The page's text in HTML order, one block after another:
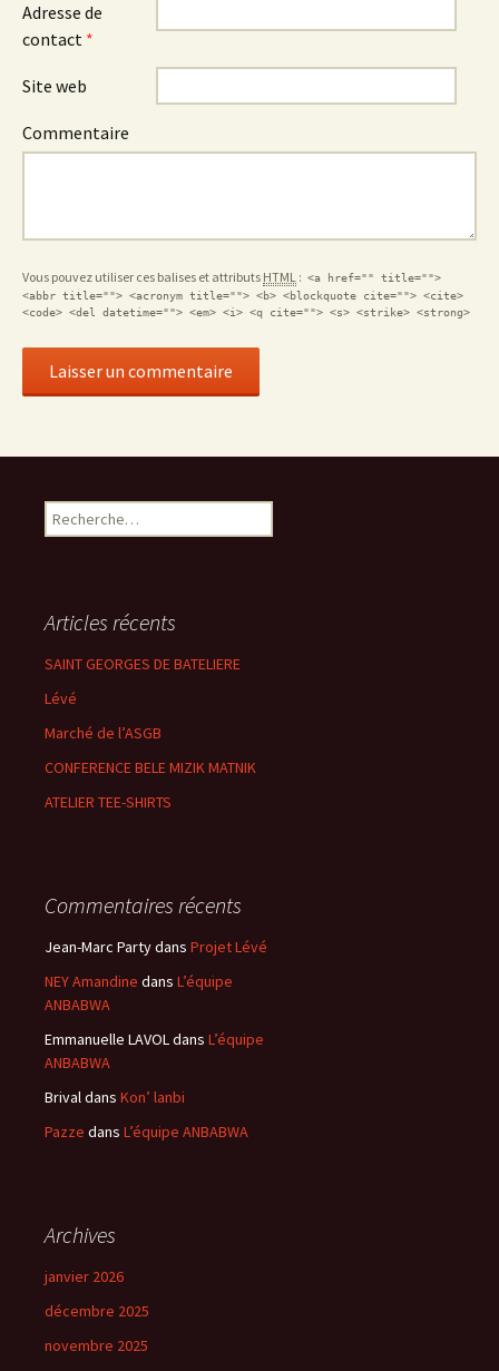
Adresse de
contact *
Site web
Commentaire
Vous pouvez utiliser ces balises et attributs HTML : <a href="" title="">
<abbr title=""> <acronym title=""> <b> <blockquote cite=""> <cite>
<code> <del datetime=""> <em> <i> <q cite=""> <s> <strike> <strong>
Rechercher :
Articles récents
SAINT GEORGES DE BATELIERE
Lévé
Marché de l’ASGB
CONFERENCE BELE MIZIK MATNIK
ATELIER TEE-SHIRTS
Commentaires récents
Jean-Marc Partydans Projet Lévé
NEY Amandine dans L’équipe
ANBABWA
Emmanuelle LAVOLdans L’équipe
ANBABWA
Brivaldans Kon’ lanbi
Pazze dans L’équipe ANBABWA
Archives
janvier 2026
décembre 2025
novembre 2025